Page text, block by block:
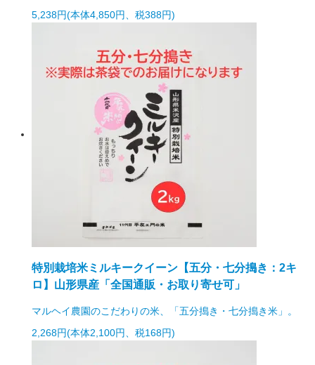
5,238円(本体4,850円、税388円)
特別栽培米ミルキークイーン【五分・七分搗き：2キ
ロ】山形県産「全国通販・お取り寄せ可」
マルヘイ農園のこだわりの米、「五分搗き・七分搗き米」。
2,268円(本体2,100円、税168円)